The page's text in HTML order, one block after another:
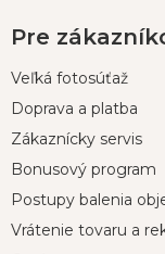
Pre
Veľká fotosúťaž
Doprava a platba
Zákaznícky servis
Bonusový program
Postupy balenia
Vrátenie tovaru a